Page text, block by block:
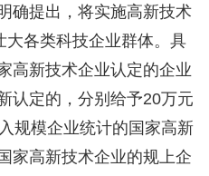
确提出，将实施高新技术
大各类科技企业群体。具
高新技术企业认定的企业
认定的，分别给予20万元
规模企业统计的国家高新
家高新技术企业的规上企